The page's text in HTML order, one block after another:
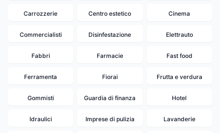
Carrozzerie Centro estetico Cinema
Commercialisti Disinfestazione Elettrauto
Fabbri Farmacie Fast food
Ferramenta Fiorai Frutta e verdura
Gommisti Guardia di finanza Hotel
Idraulici Imprese di pulizia Lavanderie